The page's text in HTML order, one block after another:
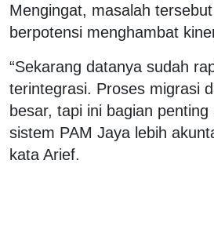
Mengingat, masalah
berpotensi menghambat
“Sekarang datanya sudah
terintegrasi. Proses migrasi
besar, tapi ini bagian
sistem PAM Jaya lebih
kata Arief.